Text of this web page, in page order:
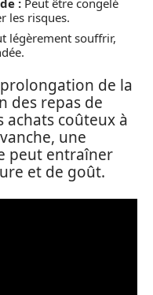
: Peut être congelé
les risques.
légèrement souffrir,
de la
des repas de
achats coûteux à
une
peut entraîner
et de goût.